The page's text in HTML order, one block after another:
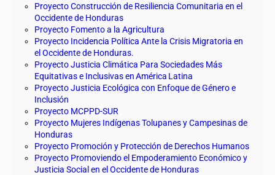
Proyecto Construcción de Resiliencia Comunitaria en el
Occidente de Honduras
Proyecto Fomento a la Agricultura
Proyecto Incidencia Política Ante la Crisis Migratoria en
el Occidente de Honduras.
Proyecto Justicia Climática Para Sociedades Más
Equitativas e Inclusivas en América Latina
Proyecto Justicia Ecológica con Enfoque de Género e
Inclusión
Proyecto MCPPD-SUR
Proyecto Mujeres Indígenas Tolupanes y Campesinas de
Honduras
Proyecto Promoción y Protección de Derechos Humanos
Proyecto Promoviendo el Empoderamiento Económico y
Justicia Social en el Occidente de Honduras